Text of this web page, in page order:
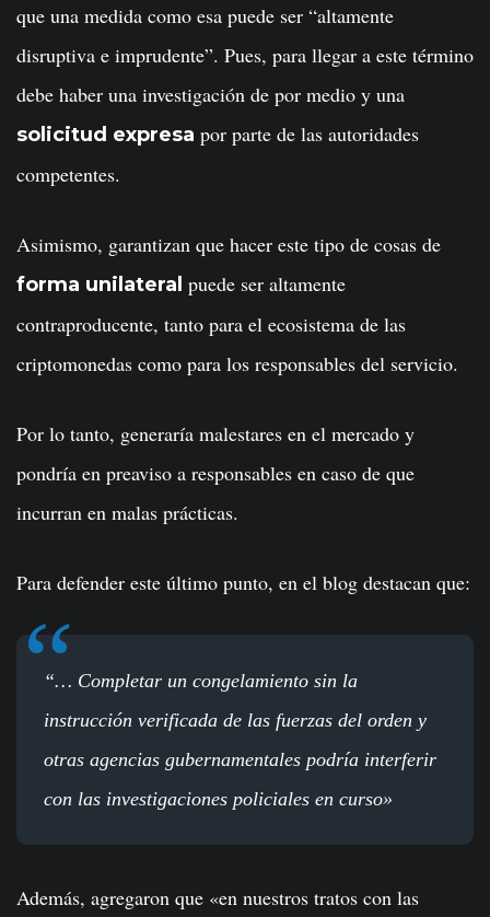
que una medida como esa puede ser “altamente
disruptiva e imprudente”. Pues, para llegar a este término
debe haber una investigación de por medio y una
solicitud expresa por parte de las autoridades
competentes.
Asimismo, garantizan que hacer este tipo de cosas de
forma unilateral puede ser altamente
contraproducente, tanto para el ecosistema de las
criptomonedas como para los responsables del servicio.
Por lo tanto, generaría malestares en el mercado y
pondría en preaviso a responsables en caso de que
incurran en malas prácticas.
Para defender este último punto, en el blog destacan que:
“… Completar un congelamiento sin la
instrucción verificada de las fuerzas del orden y
otras agencias gubernamentales podría interferir
con las investigaciones policiales en curso»
Además, agregaron que «en nuestros tratos con las